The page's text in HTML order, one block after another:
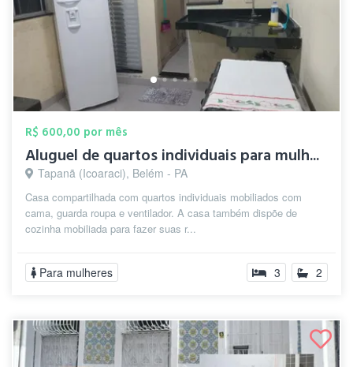
R$ 600,00 por mês
Aluguel de quartos individuais para mulh...
Tapanã (Icoaraci), Belém - PA
Casa compartilhada com quartos individuais mobiliados com
cama, guarda roupa e ventilador. A casa também dispõe de
cozinha mobiliada para fazer suas r...
Para mulheres 3 2